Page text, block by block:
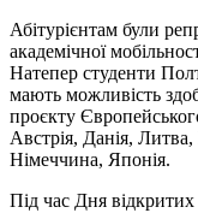
Абітурієнтам були
академічної
Натепер студенти
мають можливість
проєкту
Австрія, Данія,
Німеччина, Японія.
Під час Дня відкритих